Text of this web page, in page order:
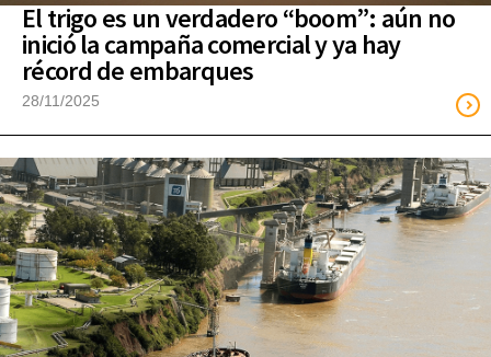
El trigo es un verdadero “boom”: aún no
inició la campaña comercial y ya hay
récord de embarques
28/11/2025